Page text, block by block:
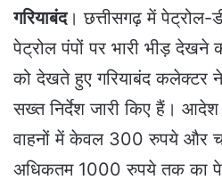
गरियाबंद। छत्तीसगढ़ में
पेट्रोल पंपों पर भारी भीड़ देखने
को देखते हुए गरियाबंद कलेक्टर
सख्त निर्देश जारी किए हैं।
वाहनों में केवल 300 रुपये और
अधिकतम 1000 रुपये तक का